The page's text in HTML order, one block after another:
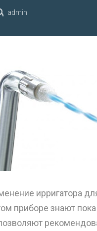
admin
ирригатора
приборе знают